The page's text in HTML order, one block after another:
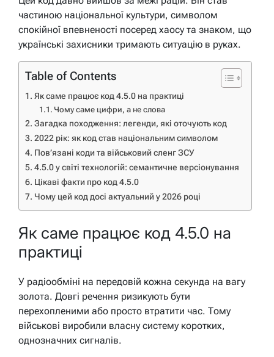
частиною національної культури, символом
спокійної впевненості посеред хаосу та знаком, що
українські захисники тримають ситуацію в руках.
Table of Contents
Як саме працює код 4.5.0 на практиці
Чому саме цифри, а не слова
Загадка походження: легенди, які оточують код
2022 рік: як код став національним символом
Пов’язані коди та військовий сленг ЗСУ
4.5.0 у світі технологій: семантичне версіонування
Цікаві факти про код 4.5.0
Чому цей код досі актуальний у 2026 році
Як саме працює код 4.5.0 на
практиці
У радіообміні на передовій кожна секунда на вагу
золота. Довгі речення ризикують бути
перехопленими або просто втратити час. Тому
військові виробили власну систему коротких,
однозначних сигналів.